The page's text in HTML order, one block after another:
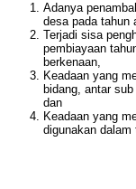
Adanya
desa pada tahun
Terjadi sisa
pembiayaan
berkenaan,
Keadaan yang
bidang, antar
dan
Keadaan yang
digunakan dalam